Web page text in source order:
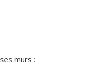
murs :